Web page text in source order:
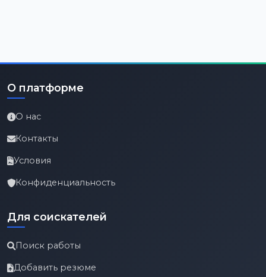
О платформе
О нас
Контакты
Условия
Конфиденциальность
Для соискателей
Поиск работы
Добавить резюме